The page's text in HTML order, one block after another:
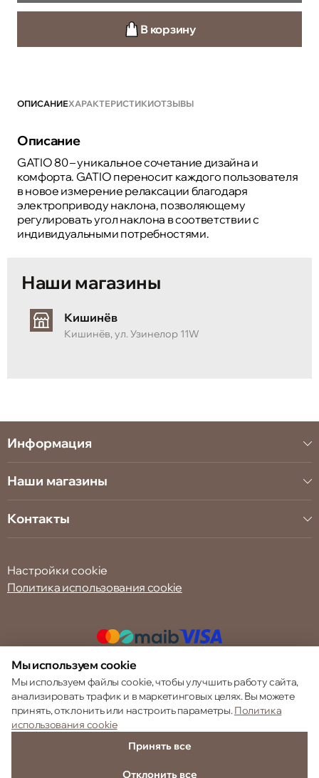
В корзину
ОПИСАНИЕХАРАКТЕРИСТИКИОТЗЫВЫ
Описание
GATIO 80 – уникальное сочетание дизайна и
комфорта. GATIO переносит каждого пользователя
в новое измерение релаксации благодаря
электроприводу наклона, позволяющему
регулировать угол наклона в соответствии с
индивидуальными потребностями.
Наши магазины
Кишинёв
Кишинёв, ул. Узинелор 11W
Информация
Наши магазины
Контакты
Настройки cookie
Политика использования cookie
© 2013 – 2026 ECOM
Мы используем cookie
Мы используем файлы cookie, чтобы улучшить работу сайта,
анализировать трафик и в маркетинговых целях. Вы можете
принять, отклонить или настроить параметры.Политика
использования cookie
Принять все
Отклонить все